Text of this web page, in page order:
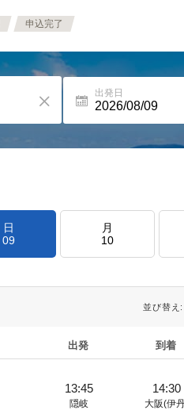
申込完了
出発日
日
09
月
10
並び替え:
出発 到着
13:45
隠岐
14:30
大阪(伊